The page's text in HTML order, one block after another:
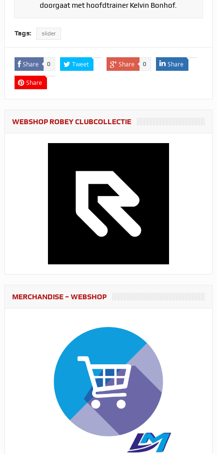
doorgaat met hoofdtrainer Kelvin Bonhof.
Tags: slider
Share 0 Tweet Share 0 Share
Share
WEBSHOP ROBEY CLUBCOLLECTIE
MERCHANDISE – WEBSHOP